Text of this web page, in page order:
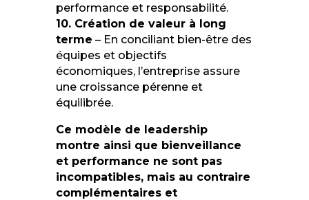
performance et responsabilité.
10. Création de valeur à long
terme – En conciliant bien-être des
équipes et objectifs
économiques, l’entreprise assure
une croissance pérenne et
équilibrée.
Ce modèle de leadership
montre ainsi que bienveillance
et performance ne sont pas
incompatibles, mais au contraire
complémentaires et